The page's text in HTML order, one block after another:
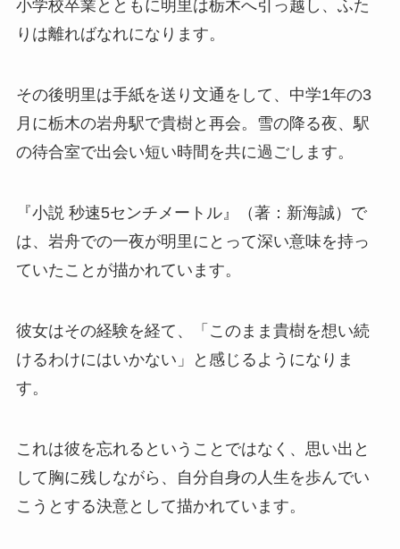
小学校卒業とともに明里は栃木へ引っ越し、ふた
りは離ればなれになります。
その後明里は手紙を送り文通をして、中学1年の3
月に栃木の岩舟駅で貴樹と再会。雪の降る夜、駅
の待合室で出会い短い時間を共に過ごします。
『小説 秒速5センチメートル』（著：新海誠）で
は、岩舟での一夜が明里にとって深い意味を持っ
ていたことが描かれています。
彼女はその経験を経て、「このまま貴樹を想い続
けるわけにはいかない」と感じるようになりま
す。
これは彼を忘れるということではなく、思い出と
して胸に残しながら、自分自身の人生を歩んでい
こうとする決意として描かれています。